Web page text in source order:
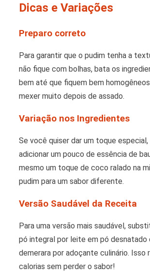
Dicas e Variações
Preparo correto
Para garantir que o pudim tenha a
não fique com bolhas, bata os
bem até que fiquem bem
mexer muito depois de assado.
Variação nos Ingredientes
Se você quiser dar um toque especial,
adicionar um pouco de essência de
mesmo um toque de coco ralado na
pudim para um sabor diferente.
Versão Saudável da Receita
Para uma versão mais saudável,
pó integral por leite em pó desnatado
demerara por adoçante culinário. Isso
calorias sem perder o sabor!